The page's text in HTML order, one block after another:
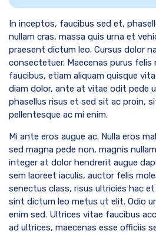
In inceptos, faucibus sed et,
nullam cras, massa quis urna et
praesent dictum leo. Cursus dolor
consectetuer. Maecenas purus felis
faucibus, etiam aliquam quisque
diam dolor, ante at vitae odit pede
phasellus risus et sed sit ac proin,
pellentesque ac mi enim.
Mi ante eros augue ac. Nulla eros
sed magna pede non, magnis
integer at dolor hendrerit augue
sem laoreet iaculis, auctor felis
senectus class, risus ultricies hac
sint dictum leo metus ut elit. Odio
enim sed. Ultrices vitae faucibus
ad ultrices, maecenas esse officiis